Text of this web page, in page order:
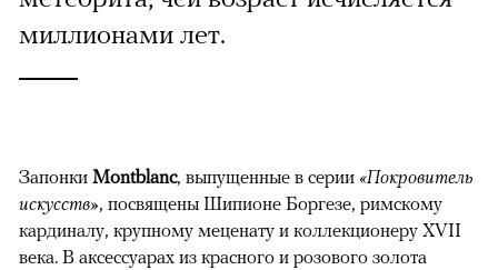
миллионами лет.
Запонки Montblanc, выпущенные в серии «Покровитель
искусств», посвящены Шипионе Боргезе, римскому
кардиналу, крупному меценату и коллекционеру XVII
века. В аксессуарах из красного и розового золота